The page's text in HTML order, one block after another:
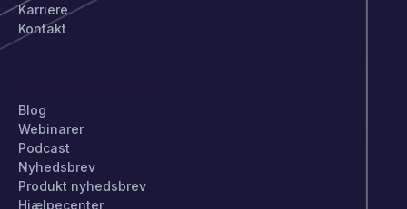
Karriere
Kontakt
Blog
Webinarer
Podcast
Nyhedsbrev
Produkt nyhedsbrev
Hjælpecenter